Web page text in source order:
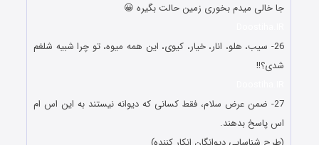
جا خالی میدم بخوری زمین حالت بگیره 😀
26- سیب، هلو، انار، خیار، کیوی، این همه میوه، تو چرا شبیه شلغم
شدی؟!!
27- ضمن عرض سلام، فقط کسانی که دیوانه نیستند به این اس ام
اس پاسخ بدهند.